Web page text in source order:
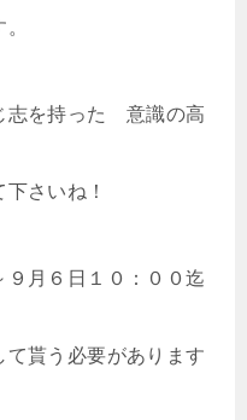
志を持った 意識の高
さいね！
月６日１０：００迄
て貰う必要があります